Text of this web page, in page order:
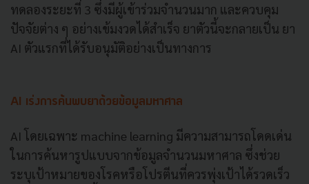
ทดลองระยะที่ 3 ซึ่งมีผู้เข้าร่วมจำนวนมาก และควบคุม
ปัจจัยต่าง ๆ อย่างเข้มงวดได้สำเร็จ ยาตัวนี้จะกลายเป็น ยา
AI ตัวแรกที่ได้รับอนุมัติอย่างเป็นทางการ
AI เร่งการค้นพบยาด้วยข้อมูลมหาศาล
AI โดยเฉพาะ machine learning มีความสามารถโดดเด่น
ในการค้นหารูปแบบจากข้อมูลจำนวนมหาศาล ซึ่งช่วย
ระบุเป้าหมายของโรคหรือโปรตีนที่ควรพุ่งเป้าได้รวดเร็ว